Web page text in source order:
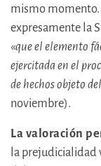
mismo momento.
expresamente la
«que el elemento
ejercitada en el
de hechos objeto
noviembre).
La valoración
la prejudicialidad